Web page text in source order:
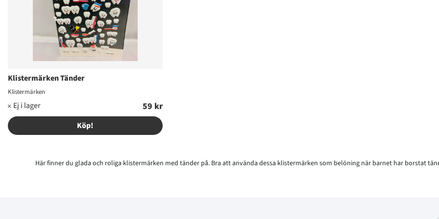
Klistermärken Tänder
Klistermärken
59 kr
Köp!
Här finner du glada och roliga klistermärken med tänder på. Bra att använda dessa klistermärken som belöning när barnet har borstat